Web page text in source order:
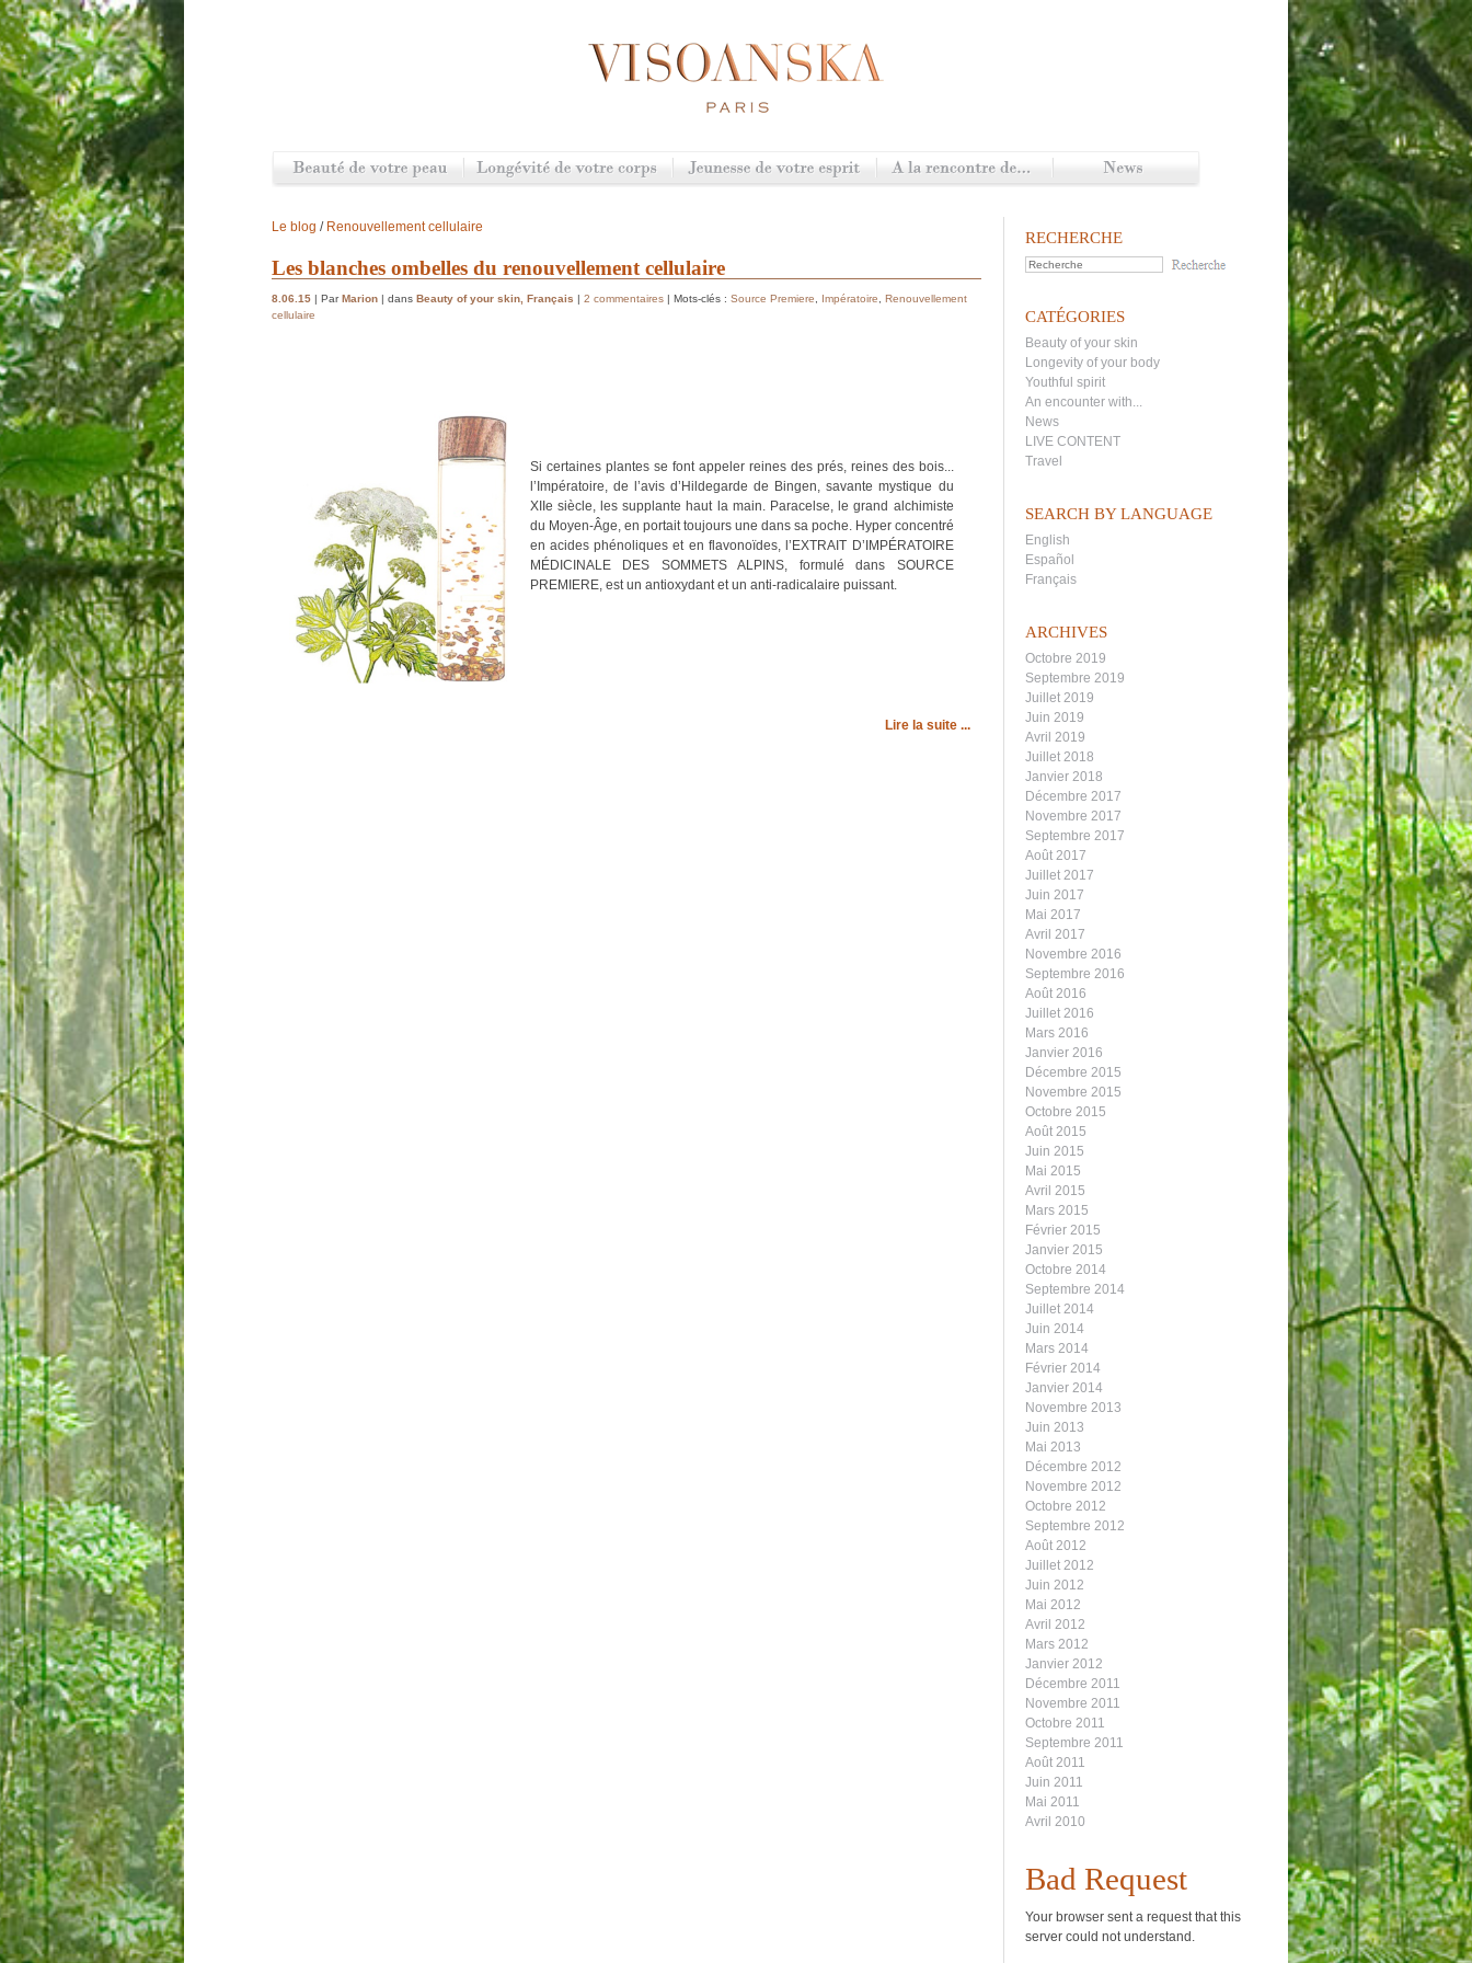
RECHERCHE
CATÉGORIES
Beauty of your skin
Longevity of your body
Youthful spirit
An encounter with...
News
LIVE CONTENT
Travel
SEARCH BY LANGUAGE
English
Español
Français
ARCHIVES
Octobre 2019
Septembre 2019
Juillet 2019
Juin 2019
Avril 2019
Juillet 2018
Janvier 2018
Décembre 2017
Novembre 2017
Septembre 2017
Août 2017
Juillet 2017
Juin 2017
Mai 2017
Avril 2017
Novembre 2016
Septembre 2016
Août 2016
Juillet 2016
Mars 2016
Janvier 2016
Décembre 2015
Novembre 2015
Octobre 2015
Août 2015
Juin 2015
Mai 2015
Avril 2015
Mars 2015
Février 2015
Janvier 2015
Octobre 2014
Septembre 2014
Juillet 2014
Juin 2014
Mars 2014
Février 2014
Janvier 2014
Novembre 2013
Juin 2013
Mai 2013
Décembre 2012
Novembre 2012
Octobre 2012
Septembre 2012
Août 2012
Juillet 2012
Juin 2012
Mai 2012
Avril 2012
Mars 2012
Janvier 2012
Décembre 2011
Novembre 2011
Octobre 2011
Septembre 2011
Août 2011
Juin 2011
Mai 2011
Avril 2010
Bad Request
Your browser sent a request that this
server could not understand.
Le blog / Renouvellement cellulaire
Les blanches ombelles du renouvellement cellulaire
8.06.15 | ParMarion | dans Beauty of your skin, Français | 2 commentaires | Mots-clés : Source Premiere, Impératoire, Renouvellement
cellulaire
Si certaines plantes se font appeler reines des prés, reines des bois...
l’Impératoire, de l’avis d’Hildegarde de Bingen, savante mystique du
XIIe siècle, les supplante haut la main. Paracelse, le grand alchimiste
du Moyen-Âge, en portait toujours une dans sa poche. Hyper concentré
en acides phénoliques et en flavonoïdes, l’ EXTRAIT D’IMPÉRATOIRE
MÉDICINALE DES SOMMETS ALPINS, formulé dans SOURCE
PREMIERE, est un antioxydant et un anti-radicalaire puissant.
Lire la suite ...